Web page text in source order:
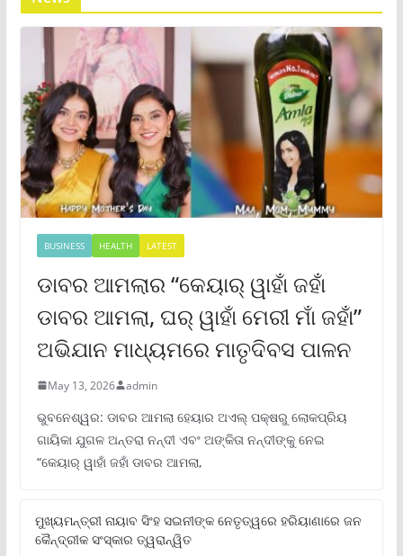
BUSINESS HEALTH LATEST
ଡାବର ଆମଲାର “କେୟାର୍ ୱାହାଁ ଜହାଁ
ଡାବର ଆମଲା, ଘର୍ ୱାହାଁ ମେରୀ ମାଁ ଜହାଁ”
ଅଭିଯାନ ମାଧ୍ୟମରେ ମାତୃଦିବସ ପାଳନ
May 13, 2026 admin
ଭୁବନେଶ୍ୱର: ଡାବର ଆମଲା ହେୟାର ଅଏଲ୍ ପକ୍ଷରୁ ଲୋକପ୍ରିୟ
ଗାୟିକା ଯୁଗଳ ଅନ୍ତରା ନନ୍ଦୀ ଏବଂ ଅଙ୍କିତା ନନ୍ଦୀଙ୍କୁ ନେଇ
“କେୟାର୍ ୱାହାଁ ଜହାଁ ଡାବର ଆମଲା,
ମୁଖ୍ୟମନ୍ତ୍ରୀ ନାୟାବ ସିଂହ ସଇନୀଙ୍କ ନେତୃତ୍ୱରେ ହରିୟାଣାରେ ଜନ
କୈନ୍ଦ୍ରୀକ ସଂସ୍କାର ତ୍ୱରାନ୍ୱିତ